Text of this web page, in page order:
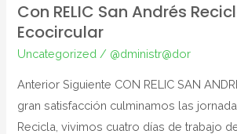
Con RELIC San Andrés
Ecocircular
Uncategorized / @dministr@dor
Anterior Siguiente CON RELIC SAN
gran satisfacción culminamos las
Recicla, vivimos cuatro días de trabajo
San
Andrés
Recicla
–
Ecocircular